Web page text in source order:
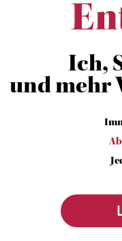
Ich,
und mehr